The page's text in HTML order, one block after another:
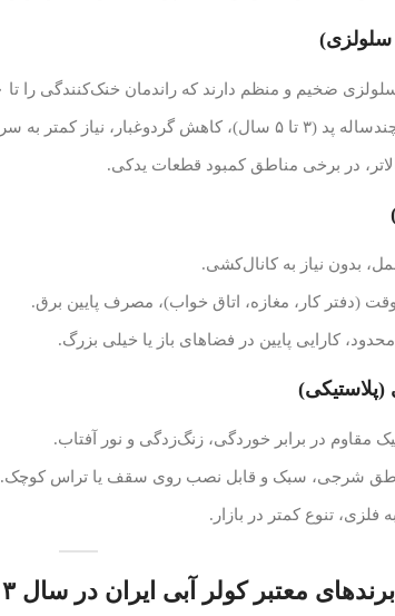
سلولزی)
ضخیم و منظم دارند که راندمان خنک‌کنندگی را تا ۳۰٪ بالاتر می‌برد.
نیاز کمتر به سرویس.
در برخی مناطق کمبود قطعات یدکی.
بدون نیاز به کانال‌کشی.
(دفتر کار، مغازه، اتاق خواب)، مصرف پایین برق.
کارایی پایین در فضاهای باز یا خیلی بزرگ.
(پلاستیکی)
مقاوم در برابر خوردگی، زنگ‌زدگی و نور آفتاب.
شرجی، سبک و قابل نصب روی سقف یا تراس کوچک.
فلزی، تنوع کمتر در بازار.